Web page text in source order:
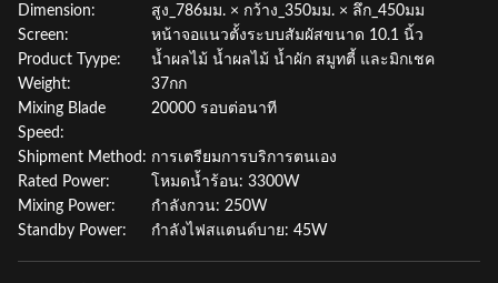
Dimension:
สูง_786มม. × กว้าง_350มม. × ลึก_450มม
Screen:
หน้าจอแนวตั้งระบบสัมผัสขนาด 10.1 นิ้ว
Product Tyype:
น้ำผลไม้ น้ำผลไม้ น้ำผัก สมูทตี้ และมิกเชค
Weight:
37กก
Mixing Blade
Speed:
20000 รอบต่อนาที
Shipment Method: การเตรียมการบริการตนเอง
Rated Power:
โหมดน้ำร้อน: 3300W
Mixing Power:
กำลังกวน: 250W
Standby Power:
กำลังไฟสแตนด์บาย: 45W